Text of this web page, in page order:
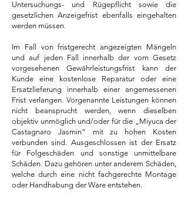
Untersuchungs- und Rügepflicht sowie die
gesetzlichen Anzeigefrist ebenfalls eingehalten
werden müssen.
Im Fall von fristgerecht angezeigten Mängeln
und auf jeden Fall innerhalb der vom Gesetz
vorgesehenen Gewährleistungsfrist kann der
Kunde eine kostenlose Reparatur oder eine
Ersatzlieferung innerhalb einer angemessenen
Frist verlangen. Vorgenannte Leistungen können
nicht beansprucht werden, wenn dieselben
objektiv unmöglich und/oder für die „Miyuca der
Castagnaro Jasmin“ mit zu hohen Kosten
verbunden sind. Ausgeschlossen ist der Ersatz
für Folgeschäden und sonstige unmittelbare
Schäden. Dazu gehören unter anderem Schäden,
welche durch eine nicht fachgerechte Montage
oder Handhabung der Ware entstehen.